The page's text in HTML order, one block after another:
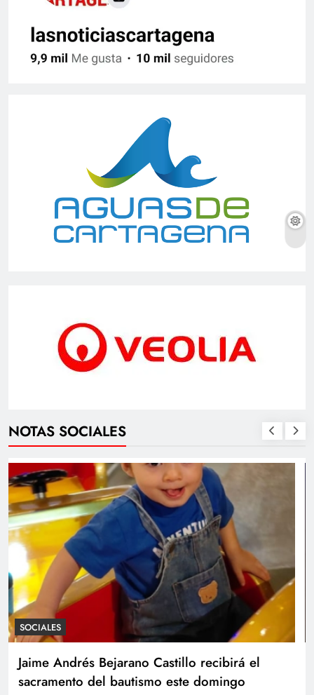
NOTAS SOCIALES
SOCIALES
Con amor y alegría celebran el cumpleaños
de Juan